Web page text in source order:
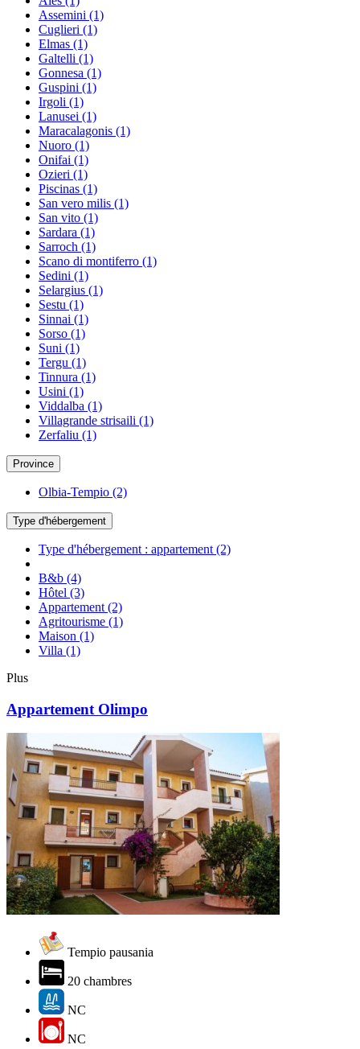
Assemini (1)
Cuglieri (1)
Elmas (1)
Galtelli (1)
Gonnesa (1)
Guspini (1)
Irgoli (1)
Lanusei (1)
Maracalagonis (1)
Nuoro (1)
Onifai (1)
Ozieri (1)
Piscinas (1)
San vero milis (1)
San vito (1)
Sardara (1)
Sarroch (1)
Scano di montiferro (1)
Sedini (1)
Selargius (1)
Sestu (1)
Sinnai (1)
Sorso (1)
Suni (1)
Tergu (1)
Tinnura (1)
Usini (1)
Viddalba (1)
Villagrande strisaili (1)
Zerfaliu (1)
Province
Olbia-Tempio (2)
Type d'hébergement
Type d'hébergement : appartement (2)
B&b (4)
Hôtel (3)
Appartement (2)
Agritourisme (1)
Maison (1)
Villa (1)
Plus
Appartement Olimpo
Tempio pausania
20 chambres
NC
NC